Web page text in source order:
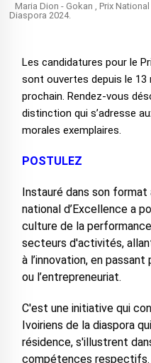
Maria Dion - Gokan , Prix
Diaspora 2024.
Les candidatures pour le
sont ouvertes depuis le 13
prochain. Rendez-vous
distinction qui s’adresse
morales exemplaires.
POSTULEZ
Instauré dans son
national d’Excellence a
culture de la
secteurs d'activités,
à l’innovation, en
ou l’entrepreneuriat.
C'est une initiative qui
Ivoiriens de la diaspora
résidence, s'illustrent
compétences respectifs.